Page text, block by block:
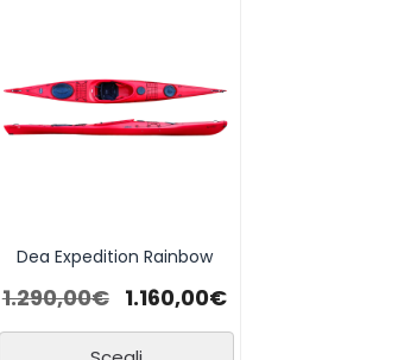
Dea Expedition Rainbow
1.290,00€ 1.160,00€